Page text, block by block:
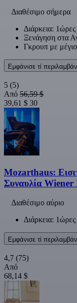
Διαθέσιμο σήμερα
Διάρκεια: 1ώρες
Ξενάγηση στα
Γκρουπ με
Εμφάνισε τί
5 (5)
Από 56,59 $
39,61 $ 30
Mozarthaus:
Συναυλία Wiener
Διαθέσιμο αύριο
Διάρκεια:
Εμφάνισε τί
4,7 (75)
Από
68,14 $